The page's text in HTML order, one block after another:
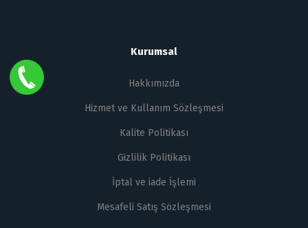
Kurumsal
Hakkımızda
Hizmet ve Kullanım Sözleşmesi
Kalite Politikası
Gizlilik Politikası
İptal ve iade İşlemi
Mesafeli Satış Sözleşmesi